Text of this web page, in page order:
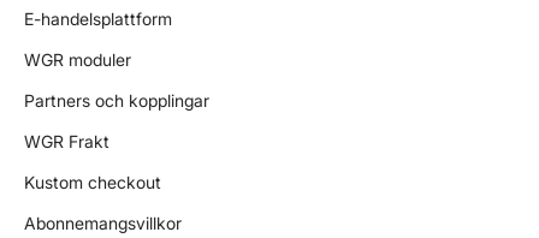
E-handelsplattform
WGR moduler
Partners och kopplingar
WGR Frakt
Kustom checkout
Abonnemangsvillkor